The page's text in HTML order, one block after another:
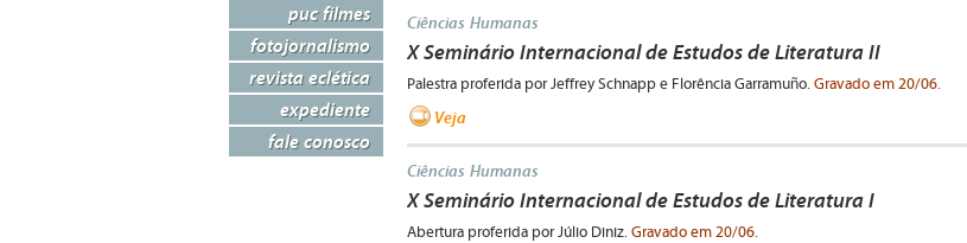
puc filmes
fotojornalismo
revista eclética
expediente
fale conosco
Ciências Humanas
X Seminário Internacional de Estudos de Literatura II
Palestra proferida por Jeffrey Schnapp e Florência Garramuño. Gravado em 20/06.
Veja
Ciências Humanas
X Seminário Internacional de Estudos de Literatura I
Abertura proferida por Júlio Diniz. Gravado em 20/06.